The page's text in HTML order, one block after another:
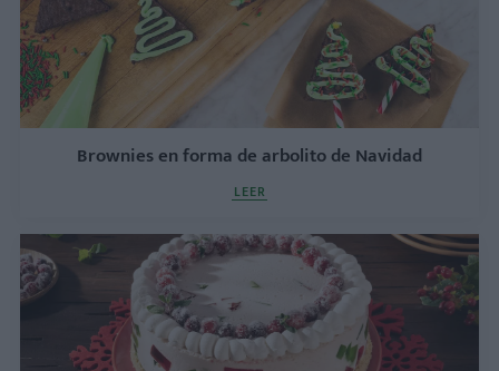
Brownies en forma de arbolito de Navidad
LEER